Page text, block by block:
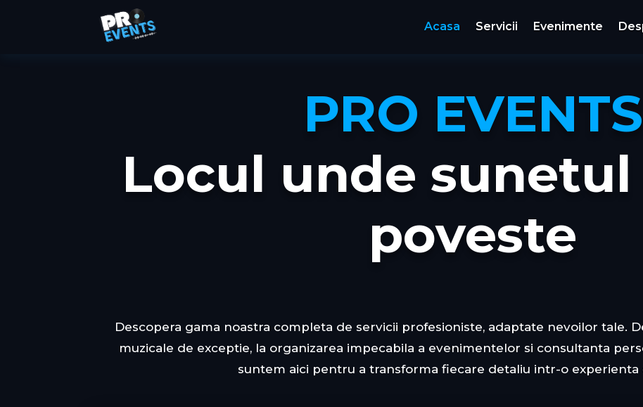
Acasa Servicii Evenimente
PRO EVENTS
Locul unde
poveste
Descopera gama noastra completa de servicii profesioniste, adaptate nevoilor tale.
muzicale de exceptie, la organizarea impecabila a evenimentelor si consultanta
suntem aici pentru a transforma fiecare detaliu intr-o experienta